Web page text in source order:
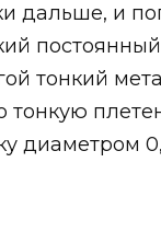
дальше, и
тонкий
тонкую
диаметром